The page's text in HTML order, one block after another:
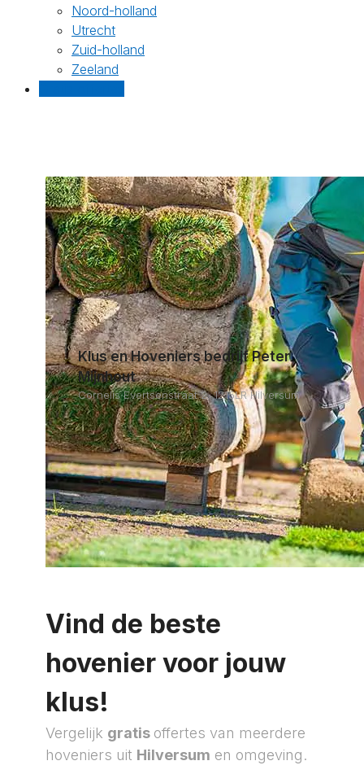
Noord-holland
Utrecht
Zuid-holland
Zeeland
Klus en Hoveniers bedrijf Peter
Mijnhout
Cornelis Evertsenstraat 2, 1215LR Hilversum
Vind de beste
hovenier voor jouw
klus!
Vergelijk gratis offertes van meerdere
hoveniers uit Hilversum en omgeving.